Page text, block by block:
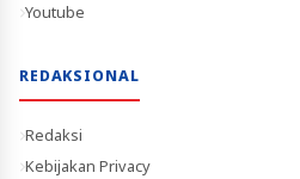
Youtube
REDAKSIONAL
Redaksi
Kebijakan Privacy